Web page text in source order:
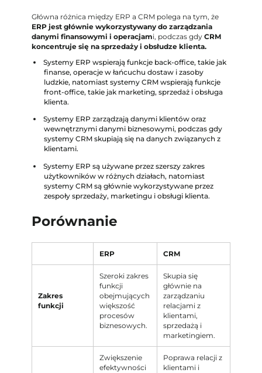
Główna różnica między ERP a CRM polega na tym, że
ERP jest głównie wykorzystywany do zarządzania
danymi finansowymi i operacjami, podczas gdy CRM
koncentruje się na sprzedaży i obsłudze klienta.
Systemy ERP wspierają funkcje back-office, takie jak
finanse, operacje w łańcuchu dostaw i zasoby
ludzkie, natomiast systemy CRM wspierają funkcje
front-office, takie jak marketing, sprzedaż i obsługa
klienta.
Systemy ERP zarządzają danymi klientów oraz
wewnętrznymi danymi biznesowymi, podczas gdy
systemy CRM skupiają się na danych związanych z
klientami.
Systemy ERP są używane przez szerszy zakres
użytkowników w różnych działach, natomiast
systemy CRM są głównie wykorzystywane przez
zespoły sprzedaży, marketingu i obsługi klienta.
Porównanie
ERP CRM
Zakres
funkcji
Szeroki zakres
funkcji
obejmujących
większość
procesów
biznesowych.
Skupia się
głównie na
zarządzaniu
relacjami z
klientami,
sprzedażą i
marketingiem.
Zwiększenie
efektywności
Poprawa relacji z
klientami i